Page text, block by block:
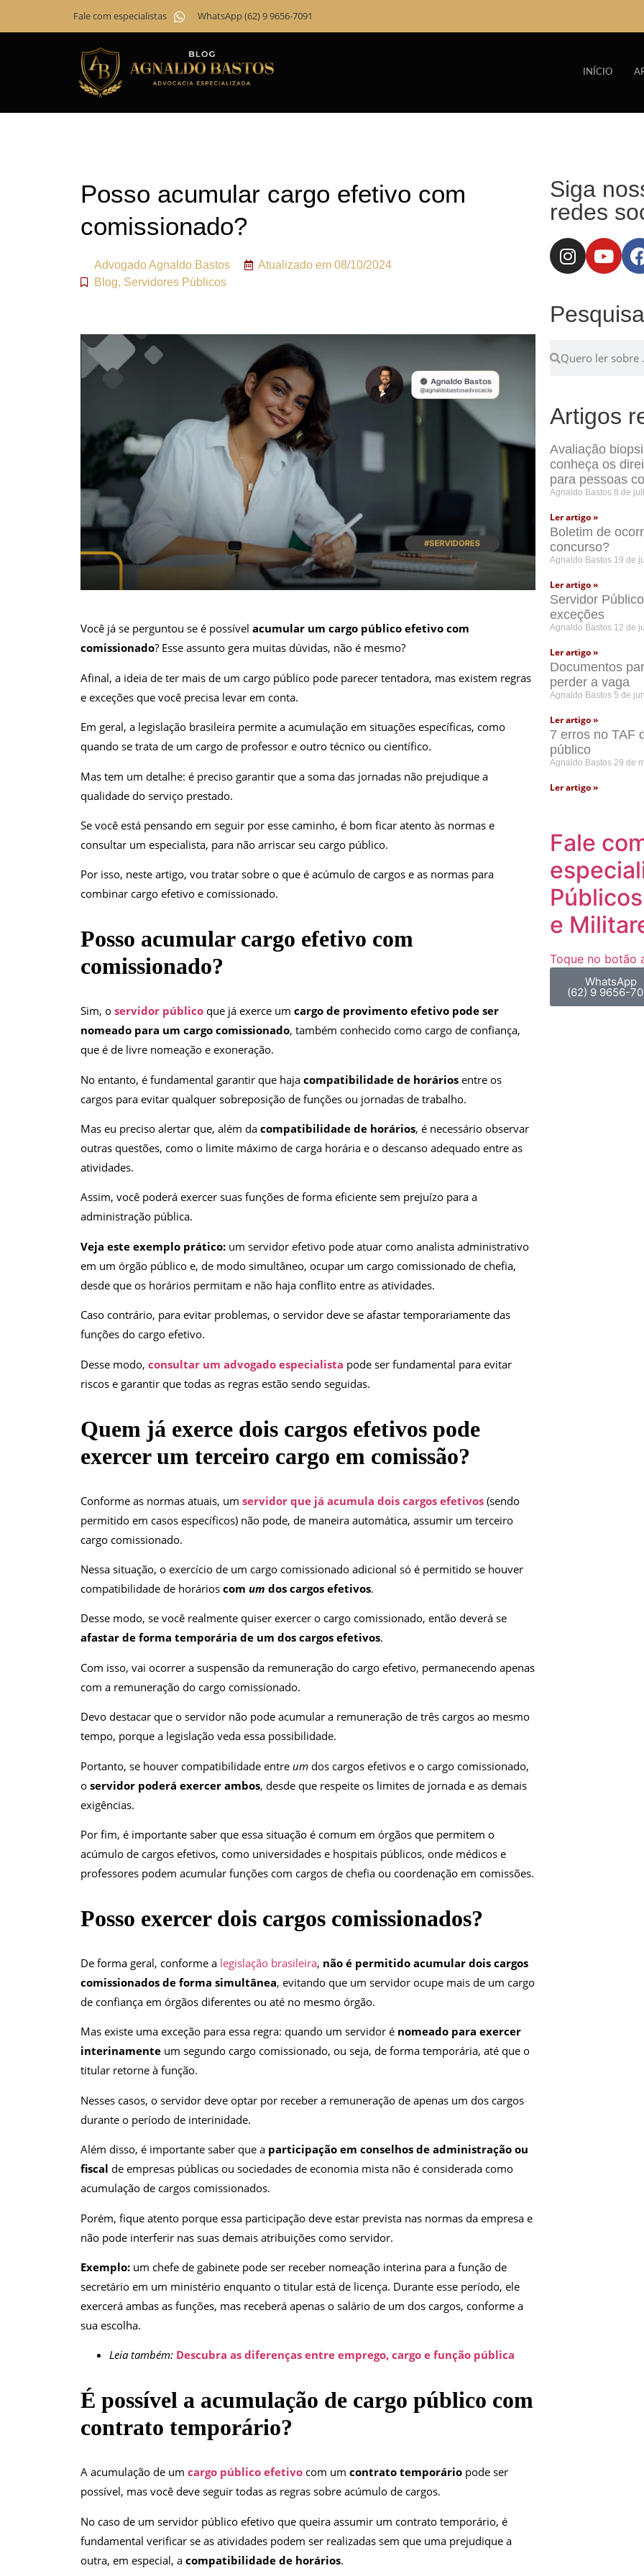
Fale com especialistas WhatsApp (62) 9 9656-7091
INÍCIO
Posso acumular cargo efetivo com
comissionado?
AdvogadoAgnaldo Bastos Atualizado em 08/10/2024
Blog, Servidores Públicos
Você já se perguntou se é possível acumular um cargo público efetivo com
comissionado? Esse assunto gera muitas dúvidas, não é mesmo?
Afinal, a ideia de ter mais de um cargo público pode parecer tentadora, mas existem regras
e exceções que você precisa levar em conta.
Em geral, a legislação brasileira permite a acumulação em situações específicas, como
quando se trata de um cargo de professor e outro técnico ou científico.
Mas tem um detalhe: é preciso garantir que a soma das jornadas não prejudique a
qualidade do serviço prestado.
Se você está pensando em seguir por esse caminho, é bom ficar atento às normas e
consultar um especialista, para não arriscar seu cargo público.
Por isso, neste artigo, vou tratar sobre o que é acúmulo de cargos e as normas para
combinar cargo efetivo e comissionado.
Posso acumular cargo efetivo com
comissionado?
Sim, o servidor público que já exerce um cargo de provimento efetivo pode ser
nomeado para um cargo comissionado, também conhecido como cargo de confiança,
que é de livre nomeação e exoneração.
No entanto, é fundamental garantir que haja compatibilidade de horários entre os
cargos para evitar qualquer sobreposição de funções ou jornadas de trabalho.
Mas eu preciso alertar que, além da compatibilidade de horários, é necessário observar
outras questões, como o limite máximo de carga horária e o descanso adequado entre as
atividades.
Assim, você poderá exercer suas funções de forma eficiente sem prejuízo para a
administração pública.
Veja este exemplo prático: um servidor efetivo pode atuar como analista administrativo
em um órgão público e, de modo simultâneo, ocupar um cargo comissionado de chefia,
desde que os horários permitam e não haja conflito entre as atividades.
Caso contrário, para evitar problemas, o servidor deve se afastar temporariamente das
funções do cargo efetivo.
Desse modo, consultar um advogado especialista pode ser fundamental para evitar
riscos e garantir que todas as regras estão sendo seguidas.
Quem já exerce dois cargos efetivos pode
exercer um terceiro cargo em comissão?
Conforme as normas atuais, um servidor que já acumula dois cargos efetivos (sendo
permitido em casos específicos) não pode, de maneira automática, assumir um terceiro
cargo comissionado.
Nessa situação, o exercício de um cargo comissionado adicional só é permitido se houver
compatibilidade de horários com um dos cargos efetivos.
Desse modo, se você realmente quiser exercer o cargo comissionado, então deverá se
afastar de forma temporária de um dos cargos efetivos.
Com isso, vai ocorrer a suspensão da remuneração do cargo efetivo, permanecendo apenas
com a remuneração do cargo comissionado.
Devo destacar que o servidor não pode acumular a remuneração de três cargos ao mesmo
tempo, porque a legislação veda essa possibilidade.
Portanto, se houver compatibilidade entre um dos cargos efetivos e o cargo comissionado,
o servidor poderá exercer ambos, desde que respeite os limites de jornada e as demais
exigências.
Por fim, é importante saber que essa situação é comum em órgãos que permitem o
acúmulo de cargos efetivos, como universidades e hospitais públicos, onde médicos e
professores podem acumular funções com cargos de chefia ou coordenação em comissões.
Posso exercer dois cargos comissionados?
De forma geral, conforme a legislação brasileira, não é permitido acumular dois cargos
comissionados de forma simultânea, evitando que um servidor ocupe mais de um cargo
de confiança em órgãos diferentes ou até no mesmo órgão.
Mas existe uma exceção para essa regra: quando um servidor é nomeado para exercer
interinamente um segundo cargo comissionado, ou seja, de forma temporária, até que o
titular retorne à função.
Nesses casos, o servidor deve optar por receber a remuneração de apenas um dos cargos
durante o período de interinidade.
Além disso, é importante saber que a participação em conselhos de administração ou
fiscal de empresas públicas ou sociedades de economia mista não é considerada como
acumulação de cargos comissionados.
Porém, fique atento porque essa participação deve estar prevista nas normas da empresa e
não pode interferir nas suas demais atribuições como servidor.
Exemplo: um chefe de gabinete pode ser receber nomeação interina para a função de
secretário em um ministério enquanto o titular está de licença. Durante esse período, ele
exercerá ambas as funções, mas receberá apenas o salário de um dos cargos, conforme a
sua escolha.
Leia também: Descubra as diferenças entre emprego, cargo e função pública
É possível a acumulação de cargo público com
contrato temporário?
A acumulação de um cargo público efetivo com um contrato temporário pode ser
possível, mas você deve seguir todas as regras sobre acúmulo de cargos.
No caso de um servidor público efetivo que queira assumir um contrato temporário, é
fundamental verificar se as atividades podem ser realizadas sem que uma prejudique a
outra, em especial, a compatibilidade de horários.
Siga
redes
Artigos
Avaliação
conheça os
para pessoas
Agnaldo Bastos 8 de
Ler artigo »
Boletim de
concurso?
Agnaldo Bastos 19 de
Ler artigo »
Servidor
exceções
Agnaldo Bastos 12 de
Ler artigo »
Documentos
perder a vaga
Agnaldo Bastos 5 de
Ler artigo »
7 erros no TAF
público
Agnaldo Bastos 29 de
Ler artigo »
Fale
e
Toque no botão
WhatsApp
(62) 9 9656-